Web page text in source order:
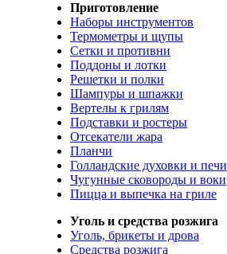
Приготовление
Наборы инструментов
Термометры и щупы
Сетки и противни
Поддоны и лотки
Решетки и полки
Шампуры и шпажки
Вертелы к грилям
Подставки и ростеры
Отсекатели жара
Планчи
Голландские духовки и печи
Чугунные сковороды и воки
Пицца и выпечка на гриле
Уголь и средства розжига
Уголь, брикеты и дрова
Средства розжига